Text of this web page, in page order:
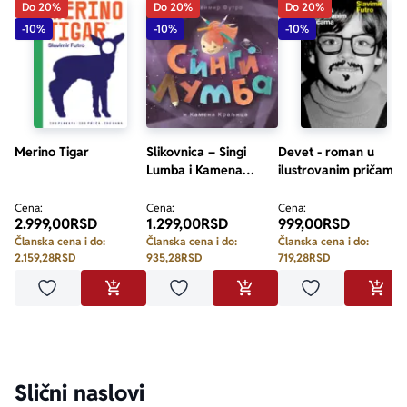
Do 20%
-10%
Merino Tigar
Cena:
2.999,00RSD
Članska cena i do:
2.159,28RSD
Dodaj u omiljeneDODAJ U KORPU
Do 20%
-10%
Slikovnica – Singi
Lumba i Kamena
Cena:
1.299,00RSD
Članska cena i do:
935,28RSD
Dodaj u omiljeneDODAJ U KORPU
Do 20%
-10%
Devet - roman u
ilustrovanim pričama
Cena:
999,00RSD
Članska cena i do:
719,28RSD
Dodaj u
Slični naslovi